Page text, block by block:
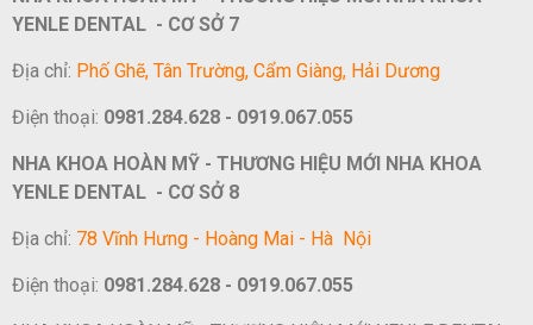
YENLE DENTAL - CƠ SỞ 7
Địa chỉ: Phố Ghẽ, Tân Trường, Cẩm Giàng, Hải Dương
Điện thoại: 0981.284.628 - 0919.067.055
NHA KHOA HOÀN MỸ - THƯƠNG HIỆU MỚI NHA KHOA
YENLE DENTAL - CƠ SỞ 8
Địa chỉ: 78 Vĩnh Hưng - Hoàng Mai - Hà Nội
Điện thoại: 0981.284.628 - 0919.067.055